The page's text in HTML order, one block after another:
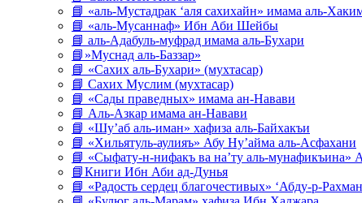
📘 «аль-Мустадрак ‘аля сахихайн» имама аль-
📘 «аль-Мусаннаф» Ибн Аби Шейбы
📘 аль-Адабуль-муфрад имама аль-Бухари
📘»Муснад аль-Баззар»
📘 «Сахих аль-Бухари» (мухтасар)
📘 Сахих Муслим (мухтасар)
📘 «Сады праведных» имама ан-Навави
📘 Аль-Азкар имама ан-Навави
📘 «Шу’аб аль-иман» хафиза аль-Байхакъи
📘 «Хильятуль-аулияъ» Абу Ну’айма аль-Асфахани
📘 «Сыфату-н-нифакъ ва на’ту аль-мунафикъина»
📘Книги Ибн Аби ад-Дунья
📘 «Радость сердец благочестивых» ‘Абду-р-